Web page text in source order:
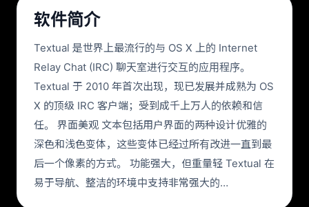
软件简介
Textual 是世界上最流行的与 OS X 上的 Internet
Relay Chat (IRC) 聊天室进行交互的应用程序。
Textual 于 2010 年首次出现，现已发展并成熟为 OS
X 的顶级 IRC 客户端；受到成千上万人的依赖和信
任。 界面美观 文本包括用户界面的两种设计优雅的
深色和浅色变体，这些变体已经过所有改进一直到最
后一个像素的方式。 功能强大，但重量轻 Textual 在
易于导航、整洁的环境中支持非常强大的…